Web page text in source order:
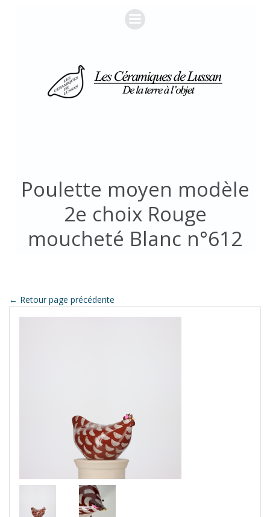
Poulette moyen modèle
2e choix Rouge
moucheté Blanc n°612
← Retour page précédente